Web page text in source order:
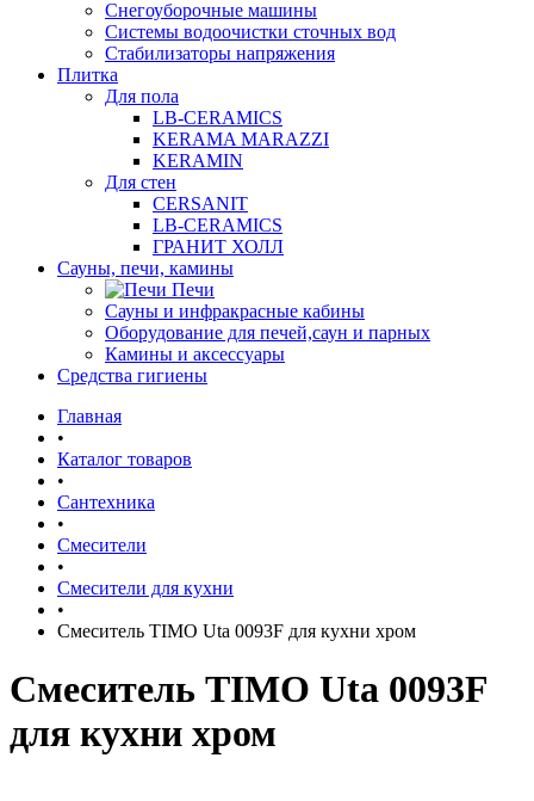
Снегоуборочные машины
Системы водоочистки сточных вод
Стабилизаторы напряжения
Плитка
Для пола
LB-CERAMICS
KERAMA MARAZZI
KERAMIN
Для стен
CERSANIT
LB-CERAMICS
ГРАНИТ ХОЛЛ
Сауны, печи, камины
Печи
Сауны и инфракрасные кабины
Оборудование для печей,саун и парных
Камины и аксессуары
Средства гигиены
Главная
•
Каталог товаров
•
Сантехника
•
Смесители
•
Смесители для кухни
•
Смеситель TIMO Uta 0093F для кухни хром
Смеситель TIMO Uta 0093F
для кухни хром